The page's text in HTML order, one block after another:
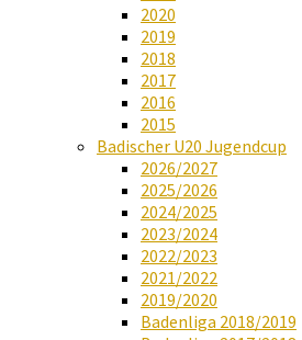
2020
2019
2018
2017
2016
2015
Badischer U20 Jugendcup
2026/2027
2025/2026
2024/2025
2023/2024
2022/2023
2021/2022
2019/2020
Badenliga 2018/2019